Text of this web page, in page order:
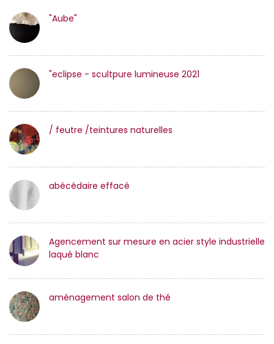
"Aube"
"eclipse - scultpure lumineuse 2021
/ feutre /teintures naturelles
abécédaire effacé
Agencement sur mesure en acier style industrielle
laqué blanc
aménagement salon de thé